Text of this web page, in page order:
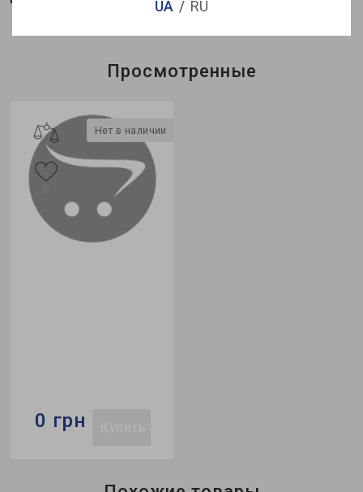
Просмотренные
Нет в наличии
0 грн
UA RU